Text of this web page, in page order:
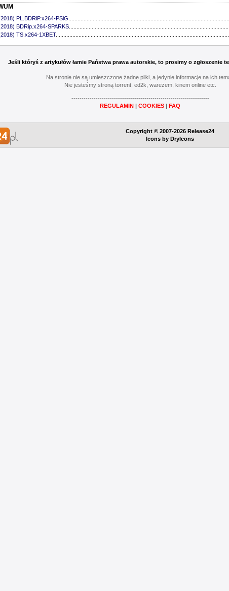
PL.BDRiP.x264-PSiG
BDRip.x264-SPARKS
TS.x264-1XBET
Jeśli któryś z artykułów łamie Państwa prawa autorskie, to prosimy o zgłoszenie
Na stronie nie są umieszczone żadne pliki, a jedynie informacje na ich
Nie jesteśmy stroną torrent, ed2k, warezem, kinem online etc.
--------------------------------------------------------------------
REGULAMIN
COOKIES FAQ
Copyright © 2007-2026 Release24
Icons by DryIcons